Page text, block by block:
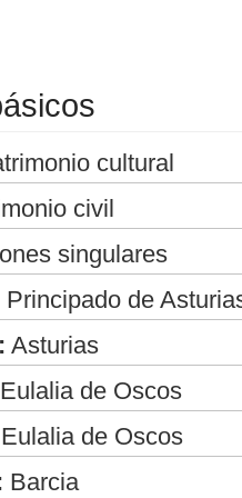
cultural
civil
singulares
Principado de
Asturias
de Oscos
de Oscos
Barcia